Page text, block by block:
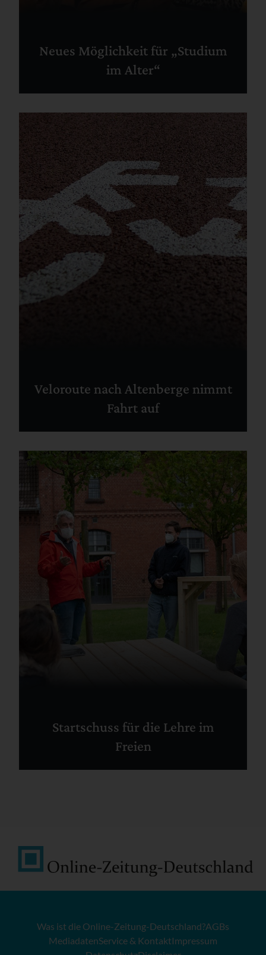
Neues Möglichkeit für „Studium
im Alter“
Veloroute nach Altenberge nimmt
Fahrt auf
Startschuss für die Lehre im
Freien
Was ist die Online-Zeitung-Deutschland?AGBs
MediadatenService & KontaktImpressum